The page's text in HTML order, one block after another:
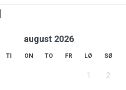
august 2026
TI ON TO FR LØ SØ
1 2